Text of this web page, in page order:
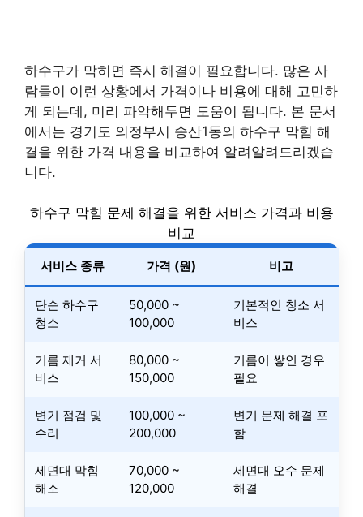
하수구가 막히면 즉시 해결이 필요합니다. 많은 사
람들이 이런 상황에서 가격이나 비용에 대해 고민하
게 되는데, 미리 파악해두면 도움이 됩니다. 본 문서
에서는 경기도 의정부시 송산1동의 하수구 막힘 해
결을 위한 가격 내용을 비교하여 알려알려드리겠습
니다.
하수구 막힘 문제 해결을 위한 서비스 가격과 비용
비교
서비스 종류 가격 (원) 비고
단순 하수구
청소
50,000 ~
100,000
기본적인 청소 서
비스
기름 제거 서
비스
80,000 ~
150,000
기름이 쌓인 경우
필요
변기 점검 및
수리
100,000 ~
200,000
변기 문제 해결 포
함
세면대 막힘
해소
70,000 ~
120,000
세면대 오수 문제
해결